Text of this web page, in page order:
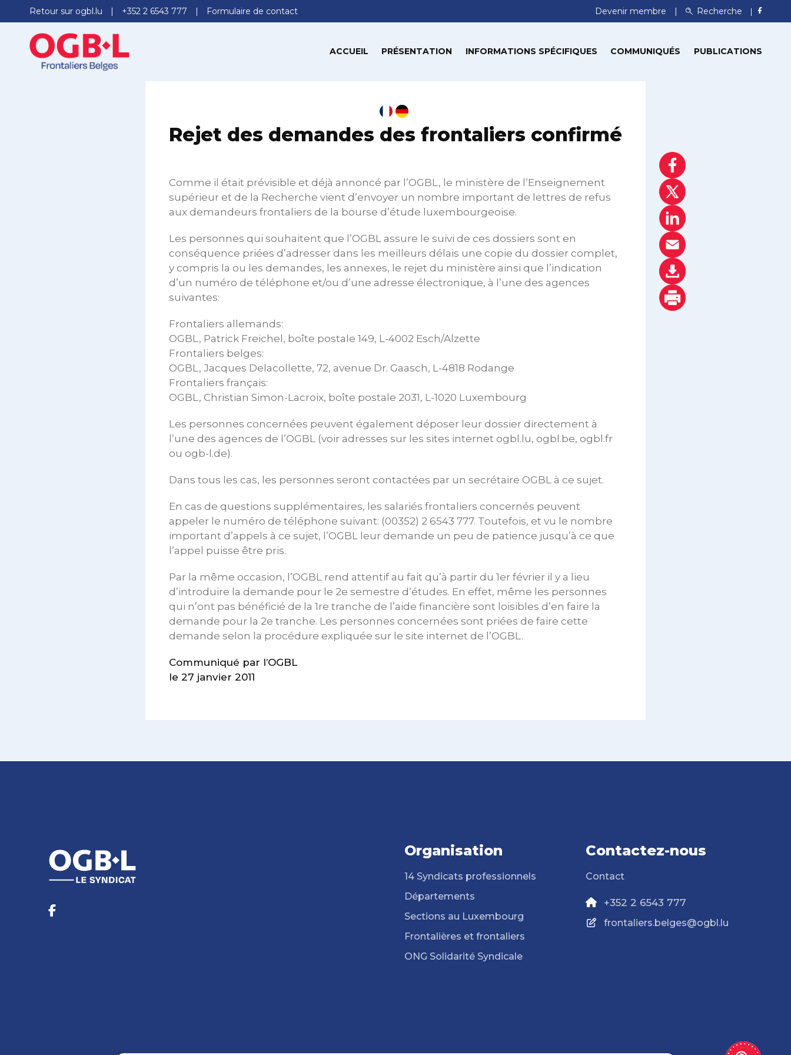
Retour sur ogbl.lu +352 2 6543 777 Formulaire de contact Devenir membre Recherche
ACCUEIL PRÉSENTATION INFORMATIONS SPÉCIFIQUES COMMUNIQUÉS PUBLICATIONS
Rejet des demandes des frontaliers confirmé
Comme il était prévisible et déjà annoncé par l’OGBL, le ministère de l’Enseignement
supérieur et de la Recherche vient d’envoyer un nombre important de lettres de refus
aux demandeurs frontaliers de la bourse d’étude luxembourgeoise.
Les personnes qui souhaitent que l’OGBL assure le suivi de ces dossiers sont en
conséquence priées d’adresser dans les meilleurs délais une copie du dossier complet,
y compris la ou les demandes, les annexes, le rejet du ministère ainsi que l’indication
d’un numéro de téléphone et/ou d’une adresse électronique, à l’une des agences
suivantes:
Frontaliers allemands:
OGBL, Patrick Freichel, boîte postale 149, L-4002 Esch/Alzette
Frontaliers belges:
OGBL, Jacques Delacollette, 72, avenue Dr. Gaasch, L-4818 Rodange
Frontaliers français:
OGBL, Christian Simon-Lacroix, boîte postale 2031, L-1020 Luxembourg
Les personnes concernées peuvent également déposer leur dossier directement à
l’une des agences de l’OGBL (voir adresses sur les sites internet ogbl.lu, ogbl.be, ogbl.fr
ou ogb-l.de).
Dans tous les cas, les personnes seront contactées par un secrétaire OGBL à ce sujet.
En cas de questions supplémentaires, les salariés frontaliers concernés peuvent
appeler le numéro de téléphone suivant: (00352) 2 6543 777. Toutefois, et vu le nombre
important d’appels à ce sujet, l’OGBL leur demande un peu de patience jusqu’à ce que
l’appel puisse être pris.
Par la même occasion, l’OGBL rend attentif au fait qu’à partir du 1er février il y a lieu
d’introduire la demande pour le 2e semestre d’études. En effet, même les personnes
qui n’ont pas bénéficié de la 1re tranche de l’aide financière sont loisibles d’en faire la
demande pour la 2e tranche. Les personnes concernées sont priées de faire cette
demande selon la procédure expliquée sur le site internet de l’OGBL.
Communiqué par l’OGBL
le 27 janvier 2011
Organisation
14 Syndicats professionnels
Départements
Sections au Luxembourg
Frontalières et frontaliers
ONG Solidarité Syndicale
Contactez-nous
Contact
+352 2 6543 777
frontaliers.belges@ogbl.lu